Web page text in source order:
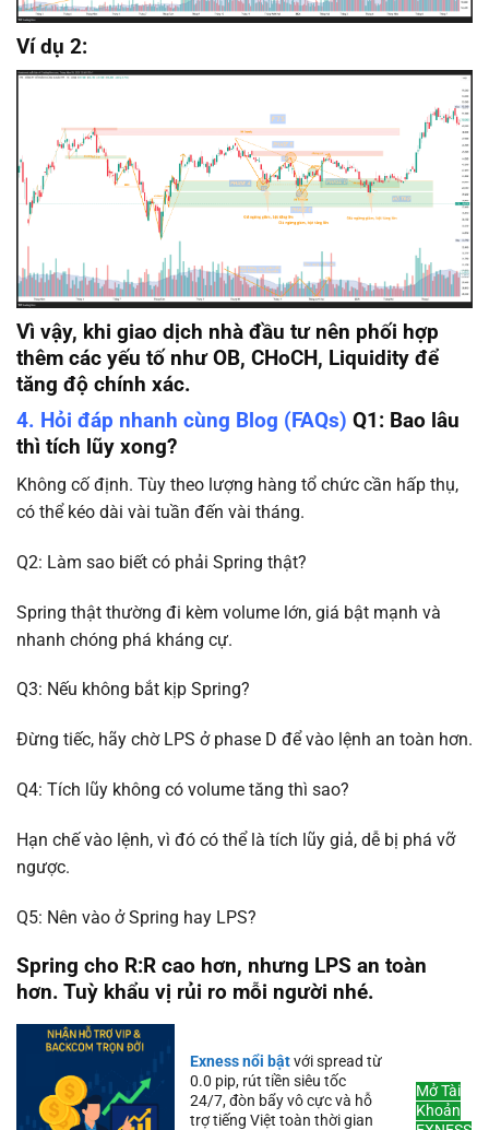
Ví dụ 2:
Vì vậy, khi giao dịch nhà đầu tư nên phối hợp
thêm các yếu tố như OB, CHoCH, Liquidity để
tăng độ chính xác.
4. Hỏi đáp nhanh cùng Blog (FAQs) Q1: Bao lâu
thì tích lũy xong?
Không cố định. Tùy theo lượng hàng tổ chức cần hấp thụ,
có thể kéo dài vài tuần đến vài tháng.
Q2: Làm sao biết có phải Spring thật?
Spring thật thường đi kèm volume lớn, giá bật mạnh và
nhanh chóng phá kháng cự.
Q3: Nếu không bắt kịp Spring?
Đừng tiếc, hãy chờ LPS ở phase D để vào lệnh an toàn hơn.
Q4: Tích lũy không có volume tăng thì sao?
Hạn chế vào lệnh, vì đó có thể là tích lũy giả, dễ bị phá vỡ
ngược.
Q5: Nên vào ở Spring hay LPS?
Spring cho R:R cao hơn, nhưng LPS an toàn
hơn. Tuỳ khẩu vị rủi ro mỗi người nhé.
Exness nổi bậtvới spread từ
0.0 pip, rút tiền siêu tốc
24/7, đòn bẩy vô cực và hỗ
trợ tiếng Việt toàn thời gian
Mở Tài
Khoản